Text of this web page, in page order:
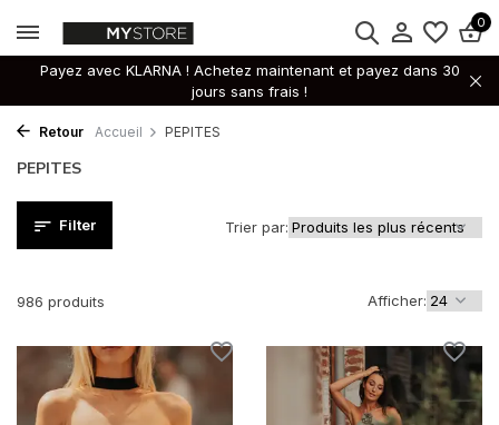
0
Payez avec KLARNA ! Achetez maintenant et payez dans 30
jours sans frais !
Retour Accueil PEPITES
PEPITES
Filter
986 produits Afficher:
Trier par: